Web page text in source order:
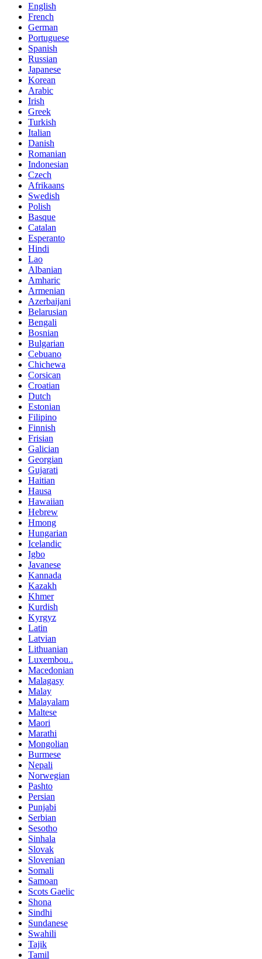
English
French
German
Portuguese
Spanish
Russian
Japanese
Korean
Arabic
Irish
Greek
Turkish
Italian
Danish
Romanian
Indonesian
Czech
Afrikaans
Swedish
Polish
Basque
Catalan
Esperanto
Hindi
Lao
Albanian
Amharic
Armenian
Azerbaijani
Belarusian
Bengali
Bosnian
Bulgarian
Cebuano
Chichewa
Corsican
Croatian
Dutch
Estonian
Filipino
Finnish
Frisian
Galician
Georgian
Gujarati
Haitian
Hausa
Hawaiian
Hebrew
Hmong
Hungarian
Icelandic
Igbo
Javanese
Kannada
Kazakh
Khmer
Kurdish
Kyrgyz
Latin
Latvian
Lithuanian
Luxembou..
Macedonian
Malagasy
Malay
Malayalam
Maltese
Maori
Marathi
Mongolian
Burmese
Nepali
Norwegian
Pashto
Persian
Punjabi
Serbian
Sesotho
Sinhala
Slovak
Slovenian
Somali
Samoan
Scots Gaelic
Shona
Sindhi
Sundanese
Swahili
Tajik
Tamil